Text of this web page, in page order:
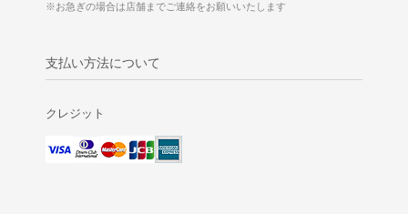
※お急ぎの場合は店舗までご連絡をお願いいたします
支払い方法について
クレジット